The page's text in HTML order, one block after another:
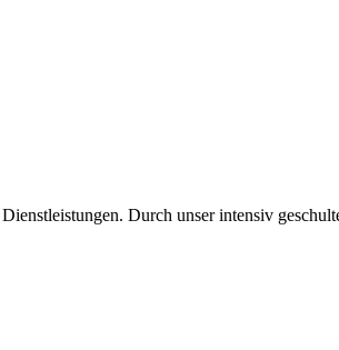
Durch unser intensiv